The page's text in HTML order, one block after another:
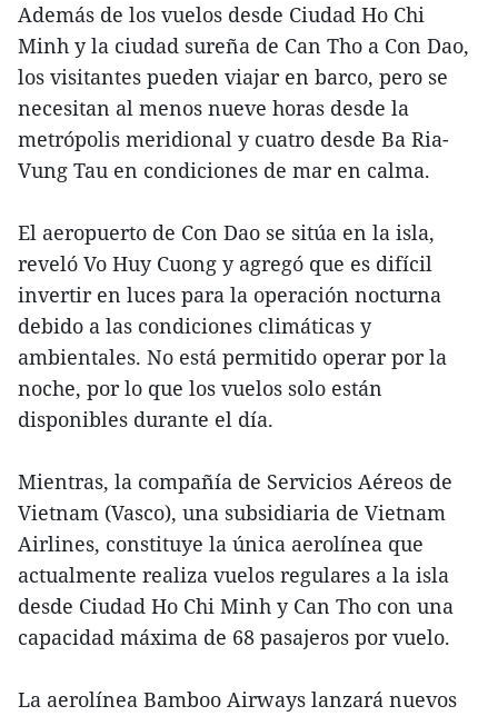
Además de los vuelos desde Ciudad Ho Chi
Minh y la ciudad sureña de Can Tho a Con Dao,
los visitantes pueden viajar en barco, pero se
necesitan al menos nueve horas desde la
metrópolis meridional y cuatro desde Ba Ria-
Vung Tau en condiciones de mar en calma.
El aeropuerto de Con Dao se sitúa en la isla,
reveló Vo Huy Cuong y agregó que es difícil
invertir en luces para la operación nocturna
debido a las condiciones climáticas y
ambientales. No está permitido operar por la
noche, por lo que los vuelos solo están
disponibles durante el día.
Mientras, la compañía de Servicios Aéreos de
Vietnam (Vasco), una subsidiaria de Vietnam
Airlines, constituye la única aerolínea que
actualmente realiza vuelos regulares a la isla
desde Ciudad Ho Chi Minh y Can Tho con una
capacidad máxima de 68 pasajeros por vuelo.
La aerolínea Bamboo Airways lanzará nuevos